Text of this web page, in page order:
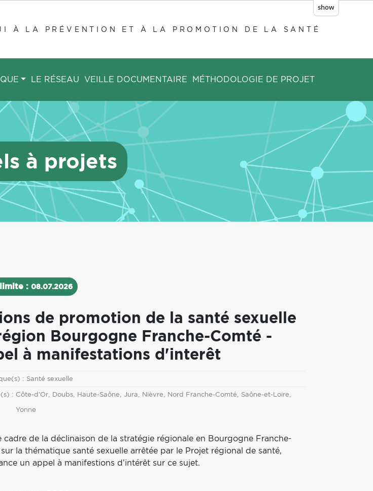
show
À LA PRÉVENTION ET À LA PROMOTION DE LA SANTÉ
LE RÉSEAU VEILLE DOCUMENTAIRE MÉTHODOLOGIE DE PROJET
à projets
: 08.07.2026
de promotion de la santé sexuelle
Bourgogne Franche-Comté -
à manifestations d'interêt
:Thématique
Santé sexuelle
:Territoire
Côte-d'Or Doubs Haute-Saône Jura Nièvre Nord Franche-Comté
Saône-et-Loire
Yonne
cadre de la déclinaison de la stratégie régionale en Bourgogne Franche-
la thématique santé sexuelle arrêtée par le Projet régional de santé,
un appel à manifestions d’intérêt sur ce sujet.